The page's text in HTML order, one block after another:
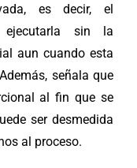
es decir, el
sin la
aun cuando esta
señala que
al fin que se
ser desmedida
al proceso.